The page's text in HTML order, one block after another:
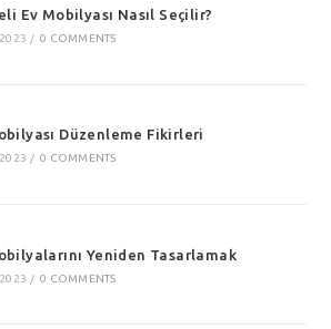
Ev Mobilyası Nasıl Seçilir?
/ 0 COMMENTS
Düzenleme Fikirleri
/ 0 COMMENTS
Yeniden Tasarlamak
/ 0 COMMENTS